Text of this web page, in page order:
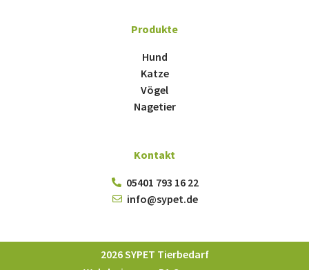
Produkte
Hund
Katze
Vögel
Nagetier
Kontakt
05401 793 16 22
info@sypet.de
2026 SYPET Tierbedarf